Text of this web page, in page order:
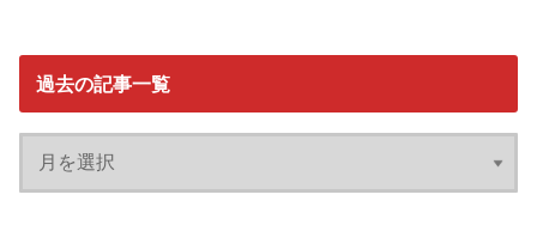
過去の記事一覧